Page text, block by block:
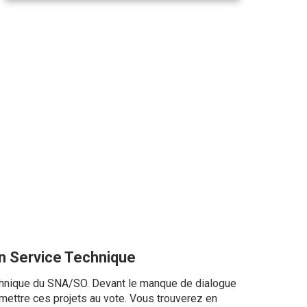
Service Technique
du SNA/SO. Devant le manque de dialogue
ces projets au vote. Vous trouverez en